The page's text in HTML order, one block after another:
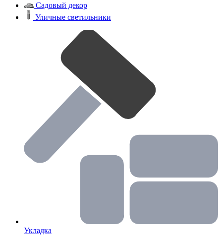
Садовый декор
Уличные светильники
Укладка